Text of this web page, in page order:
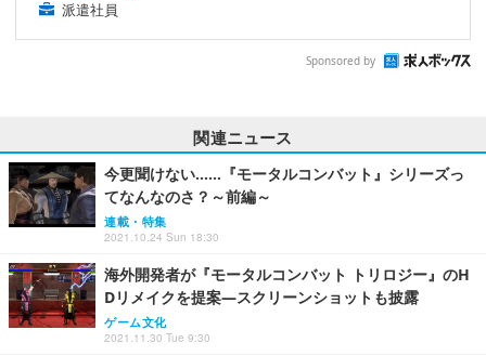
派遣社員
Sponsored by
関連ニュース
今更聞けない……『モータルコンバット』シリーズっ
てなんなのさ？～前編～
連載・特集
2021.10.24 Sun 18:30
海外開発者が『モータルコンバット トリロジー』のH
Dリメイクを提案―スクリーンショットも披露
ゲーム文化
2021.11.30 Tue 9:30